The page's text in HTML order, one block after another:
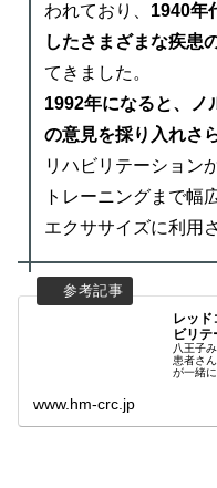
われており、 1940年
したさまざまな疾患
てきました。
1992年になると、ノ
の意見を採り入れさ
リハビリテーション
トレーニングまで幅
エクササイズに利用
レッド
ビリテ
八王子
患者さ
が一緒
www.hm-crc.jp